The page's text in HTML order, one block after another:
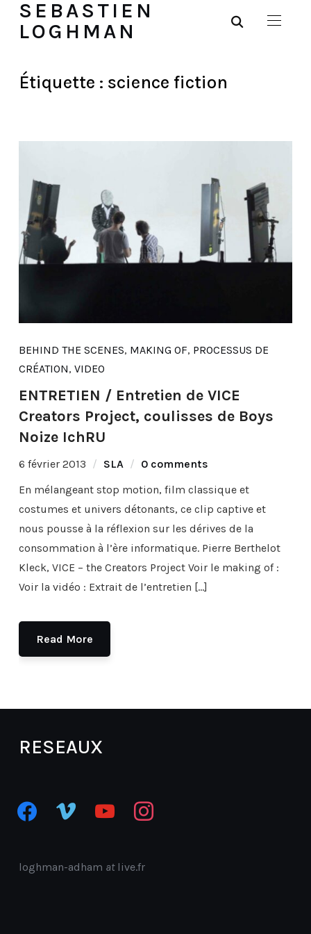
SEBASTIEN
LOGHMAN
Étiquette : science fiction
BEHIND THE SCENES, MAKING OF, PROCESSUS DE
CRÉATION, VIDEO
ENTRETIEN / Entretien de VICE
Creators Project, coulisses de Boys
Noize IchRU
6 février 2013 SLA
0 comments
En mélangeant stop motion, film classique et
costumes et univers détonants, ce clip captive et
nous pousse à la réflexion sur les dérives de la
consommation à l’ère informatique. Pierre Berthelot
Kleck, VICE – the Creators Project Voir le making of :
Voir la vidéo : Extrait de l’entretien […]
Read More
RESEAUX
facebookvimeo youtube instagram
loghman-adham atlive.fr